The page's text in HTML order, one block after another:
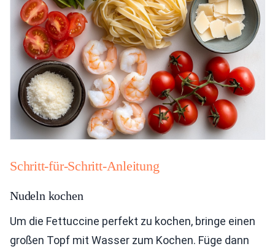
Schritt-für-Schritt-Anleitung
Nudeln kochen
Um die Fettuccine perfekt zu kochen, bringe einen
großen Topf mit Wasser zum Kochen. Füge dann